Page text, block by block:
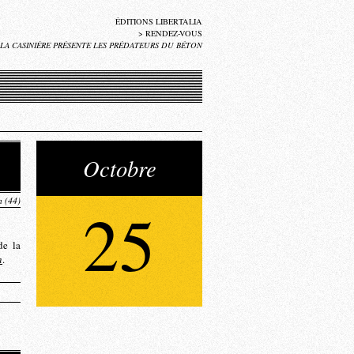
ÉDITIONS LIBERTALIA
> RENDEZ-VOUS
CASINIÈRE PRÉSENTE LES PRÉDATEURS DU BÉTON
(44) 25
Octobre
la
.